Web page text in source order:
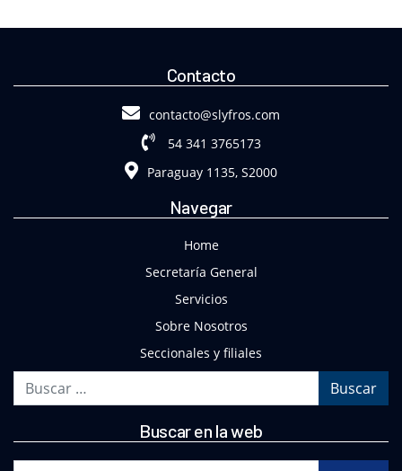
Contacto
contacto@slyfros.com
54 341 3765173
Paraguay 1135, S2000
Navegar
Home
Secretaría General
Servicios
Sobre Nosotros
Seccionales y filiales
Buscar en la web